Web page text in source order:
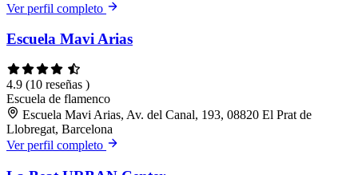
Ver perfil completo
Escuela Mavi Arias
4.9 (10 reseñas )
Escuela de flamenco
Escuela Mavi Arias, Av. del Canal, 193, 08820 El Prat de
Llobregat, Barcelona
Ver perfil completo